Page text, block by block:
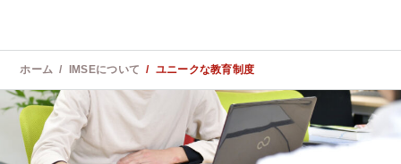
お知らせ
ホーム IMSEについて ユニークな教育制度